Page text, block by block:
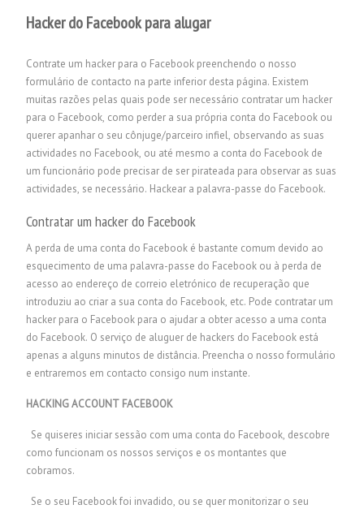
Hacker do Facebook para alugar
Contrate um hacker para o Facebook preenchendo o nosso
formulário de contacto na parte inferior desta página. Existem
muitas razões pelas quais pode ser necessário contratar um hacker
para o Facebook, como perder a sua própria conta do Facebook ou
querer apanhar o seu cônjuge/parceiro infiel, observando as suas
actividades no Facebook, ou até mesmo a conta do Facebook de
um funcionário pode precisar de ser pirateada para observar as suas
actividades, se necessário. Hackear a palavra-passe do Facebook.
Contratar um hacker do Facebook
A perda de uma conta do Facebook é bastante comum devido ao
esquecimento de uma palavra-passe do Facebook ou à perda de
acesso ao endereço de correio eletrónico de recuperação que
introduziu ao criar a sua conta do Facebook, etc. Pode contratar um
hacker para o Facebook para o ajudar a obter acesso a uma conta
do Facebook. O serviço de aluguer de hackers do Facebook está
apenas a alguns minutos de distância. Preencha o nosso formulário
e entraremos em contacto consigo num instante.
HACKING ACCOUNT FACEBOOK
Se quiseres iniciar sessão com uma conta do Facebook, descobre
como funcionam os nossos serviços e os montantes que
cobramos.
Se o seu Facebook foi invadido, ou se quer monitorizar o seu